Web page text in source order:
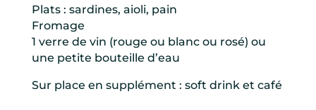
Plats : sardines, aioli, pain
Fromage
1 verre de vin (rouge ou blanc ou rosé) ou
une petite bouteille d’eau
Sur place en supplément : soft drink et café